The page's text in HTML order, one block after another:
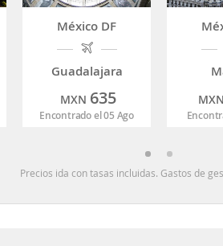
México DF
Guadalajara
MXN 635
Encontrado el 05 Ago
MXN
Precios ida con tasas incluidas. Gastos de